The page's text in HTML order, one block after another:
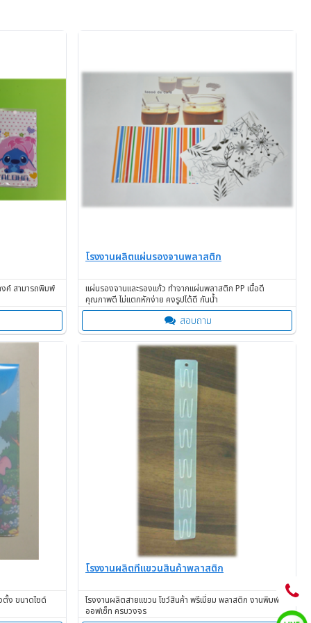
งค์ สามารถพิมพ์
โรงงานผลิตแผ่นรองจานพลาสติก
แผ่นรองจานและรองแก้ว ทำจากแผ่นพลาสติก PP เนื้อดี
คุณภาพดี ไม่แตกหักง่าย คงรูปได้ดี กันน้ำ
สอบถาม
ง ขนาดไซด์
โรงงานผลิตที่แขวนสินค้าพลาสติก
โรงงานผลิตสายแขวน โชว์สินค้า พรีเมี่่ยม พลาสติก งานพิมพ์
ออฟเซ็ท ครบวงจร